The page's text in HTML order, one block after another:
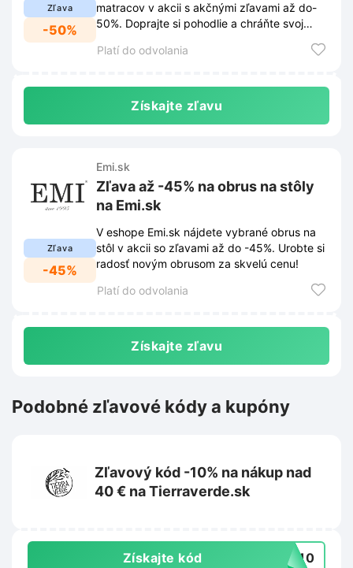
Zľava
-50%
matracov v akcii s akčnými zľavami až do-
50%. Doprajte si pohodlie a chráňte svoj
Platí do odvolania
Získajte zľavu
Zľava
-45%
Emi.sk
Zľava až -45% na obrus na stôly
na Emi.sk
V eshope Emi.sk nájdete vybrané obrus na
stôl v akcii so zľavami až do -45%. Urobte si
radosť novým obrusom za skvelú cenu!
Platí do odvolania
Získajte zľavu
Podobné zľavové kódy a kupóny
Zľavový kód -10% na nákup nad
40 € na Tierraverde.sk
Získajte kód IL10